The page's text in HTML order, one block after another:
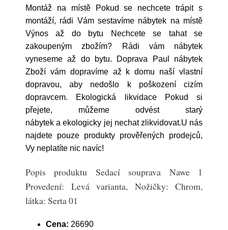
Montáž na místě Pokud se nechcete trápit s
montáží, rádi Vám sestavíme nábytek na místě
Výnos až do bytu Nechcete se tahat se
zakoupeným zbožím? Rádi vám nábytek
vyneseme až do bytu. Doprava Paul nábytek
Zboží vám dopravíme až k domu naší vlastní
dopravou, aby nedošlo k poškození cizím
dopravcem. Ekologická likvidace Pokud si
přejete, můžeme odvést starý
nábytek a ekologicky jej nechat zlikvidovat.U nás
najdete pouze produkty prověřených prodejců,
Vy neplatíte nic navíc!
Popis produktu Sedací souprava Nawe 1
Provedení: Levá varianta, Nožičky: Chrom,
látka: Serta 01
Cena: 26690